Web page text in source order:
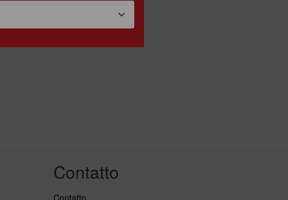
Contatto
Contatto